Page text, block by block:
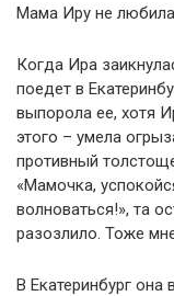
Мама Иру не
Когда Ира
поедет в
выпорола ее, хотя
этого – умела
противный
«Мамочка,
волноваться!», та
разозлило. Тоже
В Екатеринбург она